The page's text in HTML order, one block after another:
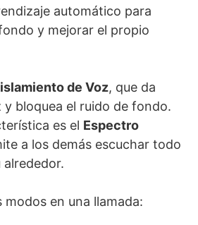
automático para
y mejorar el propio
de Voz, que da
bloquea el ruido de fondo.
es el Espectro
a los demás escuchar todo
alrededor.
modos en una llamada: